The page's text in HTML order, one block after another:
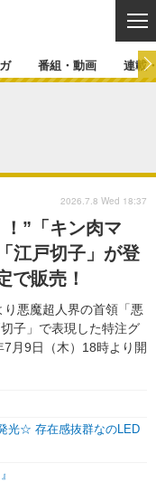
マンガ
イベント
コスプレ
新帝スタ
カバー
連載一覧
ラジオ
コラム
番組・動画 連載
”「キン肉マ
江戸切子」が登
で販売！
悪魔超人界の首領「悪
子」で表現した特注グ
月9日（木）18時より開
光☆ 存在感抜群なのLED
2026.7.8 Wed 18:37